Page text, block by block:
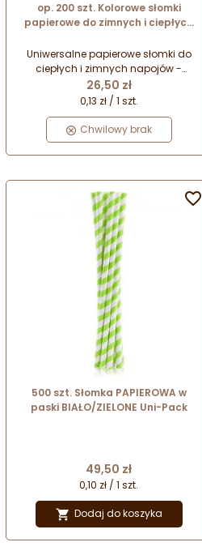
op. 200 szt. Kolorowe słomki
papierowe do zimnych i ciepłych
mm x dł. 252 mm - GoDan
Uniwersalne papierowe słomki do
ciepłych i zimnych napojów -
tęczowy mix kolorów. Całkowicie
bezpieczne dla środowiska -
smak serwowanych napojów.
Idealne do shakeów i kaw
mrożonych.
Cena
26,50 zł
0,13 zł / 1 szt.
Chwilowy brak
500 szt. Słomka PAPIEROWA w
paski BIAŁO/ZIELONE Uni-Pack
Cena
49,50 zł
0,10 zł / 1 szt.
 Dodaj do koszyka
